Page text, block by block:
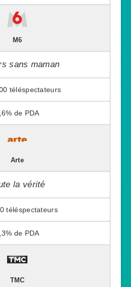
M6
sans maman
Arte
la vérité
TMC